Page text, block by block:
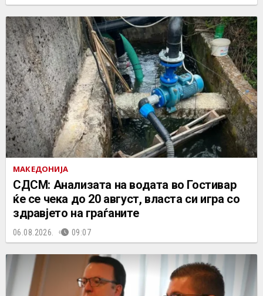
МАКЕДОНИЈА
СДСМ: Анализата на водата во Гостивар
ќе се чека до 20 август, власта си игра со
здравјето на граѓаните
06.08.2026. 09:07